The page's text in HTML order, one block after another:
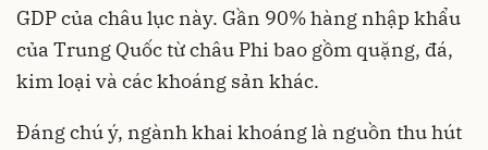
GDP của châu lục này. Gần 90% hàng nhập khẩu
của Trung Quốc từ châu Phi bao gồm quặng, đá,
kim loại và các khoáng sản khác.
Đáng chú ý, ngành khai khoáng là nguồn thu hút